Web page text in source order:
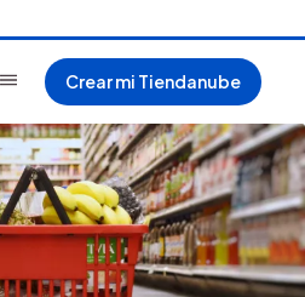
Crear mi Tiendanube